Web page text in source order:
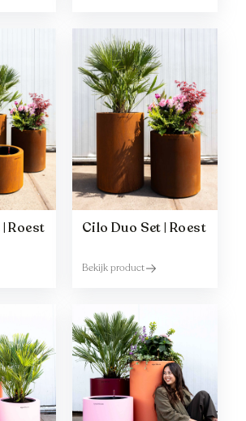
Roest Cilo Duo Set | Roest
Bekijk product